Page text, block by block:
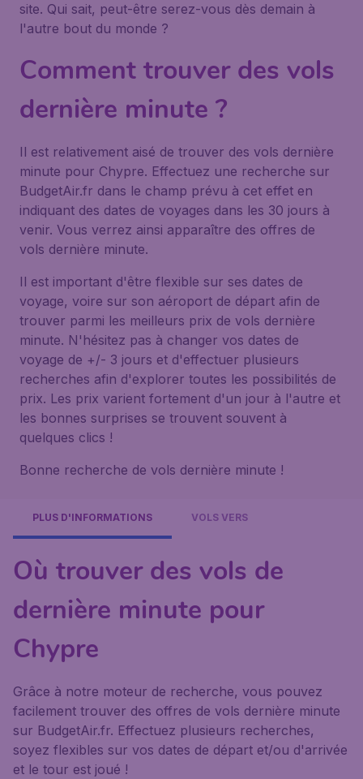
site. Qui sait, peut-être serez-vous dès demain à
l'autre bout du monde ?
Comment trouver des vols
dernière minute ?
Il est relativement aisé de trouver des vols dernière
minute pour Chypre. Effectuez une recherche sur
BudgetAir.fr dans le champ prévu à cet effet en
indiquant des dates de voyages dans les 30 jours à
venir. Vous verrez ainsi apparaître des offres de
vols dernière minute.
Il est important d'être flexible sur ses dates de
voyage, voire sur son aéroport de départ afin de
trouver parmi les meilleurs prix de vols dernière
minute. N'hésitez pas à changer vos dates de
voyage de +/- 3 jours et d'effectuer plusieurs
recherches afin d'explorer toutes les possibilités de
prix. Les prix varient fortement d'un jour à l'autre et
les bonnes surprises se trouvent souvent à
quelques clics !
Bonne recherche de vols dernière minute !
PLUS D'INFORMATIONS VOLS VERS
Où trouver des vols de
dernière minute pour
Chypre
Grâce à notre moteur de recherche, vous pouvez
facilement trouver des offres de vols dernière minute
sur BudgetAir.fr. Effectuez plusieurs recherches,
soyez flexibles sur vos dates de départ et/ou d'arrivée
et le tour est joué !